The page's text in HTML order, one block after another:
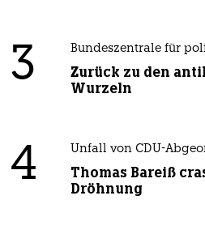
3 Bundeszentrale für
Zurück zu den
Wurzeln
4 Unfall von CDU-
Thomas Bareiß
Dröhnung